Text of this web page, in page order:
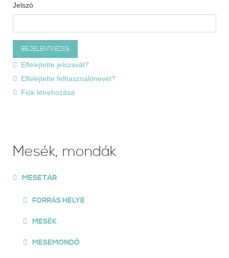
Jelszó
Elfelejtette jelszavát?
Elfelejtette felhasználónevét?
Fiók létrehozása
Mesék, mondák
MESETÁR
FORRÁS HELYE
MESÉK
MESEMONDÓ